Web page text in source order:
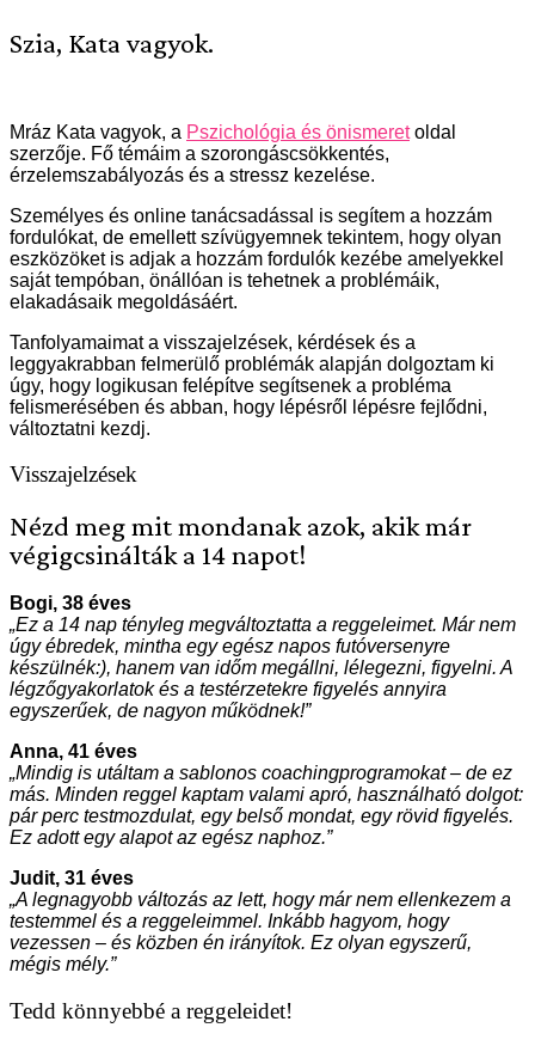
Szia, Kata vagyok.
Mráz Kata vagyok, a Pszichológia és önismeretoldal
szerzője. Fő témáim a szorongáscsökkentés,
érzelemszabályozás és a stressz kezelése.
Személyes és online tanácsadással is segítem a hozzám
fordulókat, de emellett szívügyemnek tekintem, hogy olyan
eszközöket is adjak a hozzám fordulók kezébe amelyekkel
saját tempóban, önállóan is tehetnek a problémáik,
elakadásaik megoldásáért.
Tanfolyamaimat a visszajelzések, kérdések és a
leggyakrabban felmerülő problémák alapján dolgoztam ki
úgy, hogy logikusan felépítve segítsenek a probléma
felismerésében és abban, hogy lépésről lépésre fejlődni,
változtatni kezdj.
Visszajelzések
Nézd meg mit mondanak azok, akik már
végigcsinálták a 14 napot!
Bogi, 38 éves
„Ez a 14 nap tényleg megváltoztatta a reggeleimet. Már nem
úgy ébredek, mintha egy egész napos futóversenyre
készülnék:), hanem van időm megállni, lélegezni, figyelni. A
légzőgyakorlatok és a testérzetekre figyelés annyira
egyszerűek, de nagyon működnek!”
Anna, 41 éves
„Mindig is utáltam a sablonos coachingprogramokat – de ez
más. Minden reggel kaptam valami apró, használható dolgot:
pár perc testmozdulat, egy belső mondat, egy rövid figyelés.
Ez adott egy alapot az egész naphoz.”
Judit, 31 éves
„A legnagyobb változás az lett, hogy már nem ellenkezem a
testemmel és a reggeleimmel. Inkább hagyom, hogy
vezessen – és közben én irányítok. Ez olyan egyszerű,
mégis mély.”
Tedd könnyebbé a reggeleidet!